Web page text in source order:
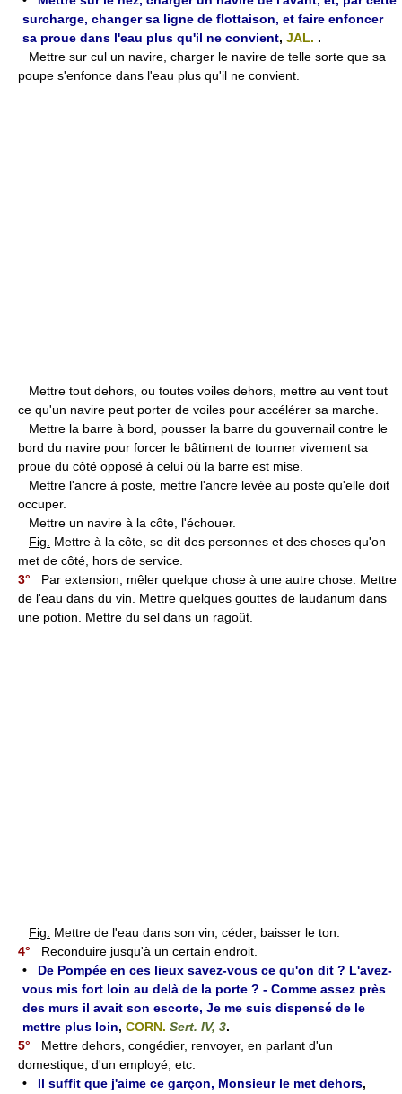
surcharge, changer sa ligne de flottaison, et faire enfoncer
sa proue dans l'eau plus qu'il ne convient, JAL. .
Mettre sur cul un navire, charger le navire de telle sorte que sa
poupe s'enfonce dans l'eau plus qu'il ne convient.
Mettre tout dehors, ou toutes voiles dehors, mettre au vent tout
ce qu'un navire peut porter de voiles pour accélérer sa marche.
Mettre la barre à bord, pousser la barre du gouvernail contre le
bord du navire pour forcer le bâtiment de tourner vivement sa
proue du côté opposé à celui où la barre est mise.
Mettre l'ancre à poste, mettre l'ancre levée au poste qu'elle doit
occuper.
Mettre un navire à la côte, l'échouer.
Fig.
Mettre à la côte, se dit des personnes et des choses qu'on
met de côté, hors de service.
3° Par extension, mêler quelque chose à une autre chose. Mettre
de l'eau dans du vin. Mettre quelques gouttes de laudanum dans
une potion. Mettre du sel dans un ragoût.
Fig.
Mettre de l'eau dans son vin, céder, baisser le ton.
4° Reconduire jusqu'à un certain endroit.
• De Pompée en ces lieux savez-vous ce qu'on dit ? L'avez-
vous mis fort loin au delà de la porte ? - Comme assez près
des murs il avait son escorte, Je me suis dispensé de le
mettre plus loin, CORN. Sert. IV, 3.
5° Mettre dehors, congédier, renvoyer, en parlant d'un
domestique, d'un employé, etc.
• Il suffit que j'aime ce garçon, Monsieur le met dehors,